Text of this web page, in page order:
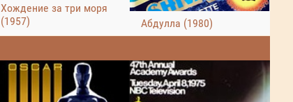
Хождение за три моря
(1957)
Абдулла (1980)